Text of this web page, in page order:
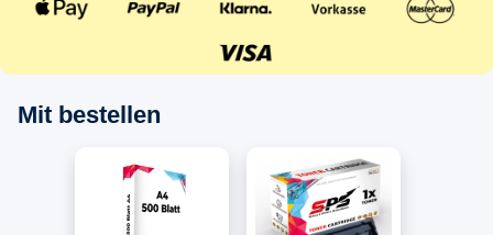
Mit bestellen